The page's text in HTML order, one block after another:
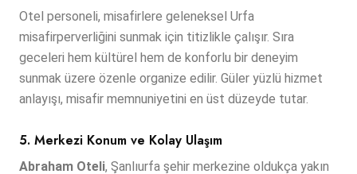
Otel personeli, misafirlere geleneksel Urfa
misafirperverliğini sunmak için titizlikle çalışır. Sıra
geceleri hem kültürel hem de konforlu bir deneyim
sunmak üzere özenle organize edilir. Güler yüzlü hizmet
anlayışı, misafir memnuniyetini en üst düzeyde tutar.
5. Merkezi Konum ve Kolay Ulaşım
Abraham Oteli, Şanlıurfa şehir merkezine oldukça yakın